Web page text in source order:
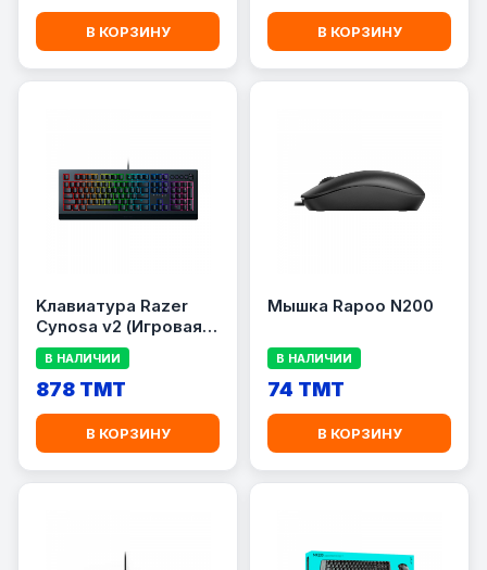
В КОРЗИНУ В КОРЗИНУ
Kлавиатура Razer
Cynosa v2 (Игровая
мембранная
клавиатура с
подсветкой Chroma)
В НАЛИЧИИ
878 TMT
В КОРЗИНУ
Мышка Rapoo N200
В НАЛИЧИИ
74 TMT
В КОРЗИНУ